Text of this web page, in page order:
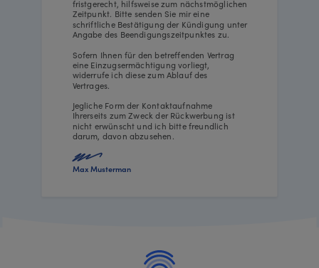
fristgerecht, hilfsweise zum nächstmöglichen
Zeitpunkt. Bitte senden Sie mir eine
schriftliche Bestätigung der Kündigung unter
Angabe des Beendigungszeitpunktes zu.
Sofern Ihnen für den betreffenden Vertrag
eine Einzugsermächtigung vorliegt,
widerrufe ich diese zum Ablauf des
Vertrages.
Jegliche Form der Kontaktaufnahme
Ihrerseits zum Zweck der Rückwerbung ist
nicht erwünscht und ich bitte freundlich
darum, davon abzusehen.
Max Musterman